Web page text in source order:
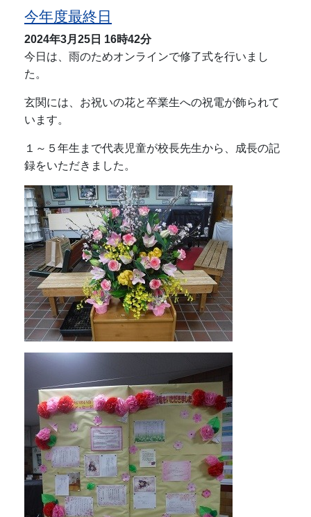
今年度最終日
2024年3月25日 16時42分
今日は、雨のためオンラインで修了式を行いまし
た。
玄関には、お祝いの花と卒業生への祝電が飾られて
います。
１～５年生まで代表児童が校長先生から、成長の記
録をいただきました。